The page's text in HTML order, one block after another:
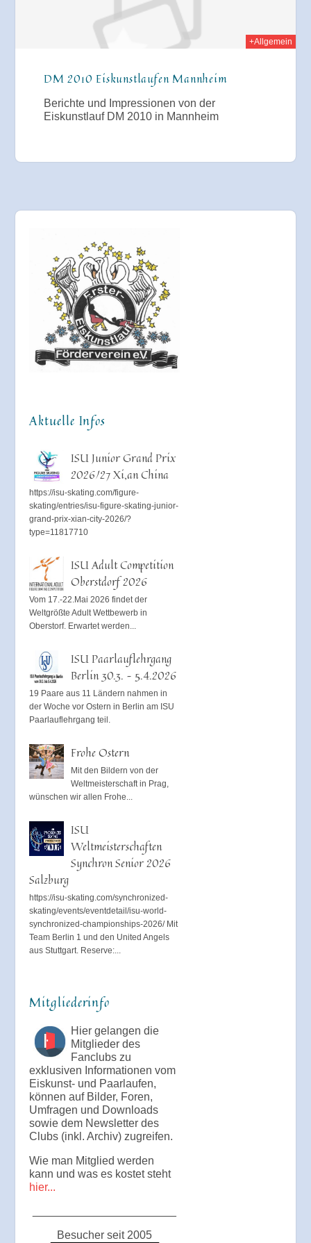
+Allgemein
DM 2010 Eiskunstlaufen Mannheim
Berichte und Impressionen von der
Eiskunstlauf DM 2010 in Mannheim
Aktuelle Infos
ISU Junior Grand Prix
2026/27 Xi,an China
https://isu-skating.com/figure-
skating/entries/isu-figure-skating-junior-
grand-prix-xian-city-2026/?
type=11817710
ISU Adult Competition
Oberstdorf 2026
Vom 17.-22.Mai 2026 findet der
Weltgrößte Adult Wettbewerb in
Oberstorf. Erwartet werden...
ISU Paarlauflehrgang
Berlin 30.3. – 5.4.2026
19 Paare aus 11 Ländern nahmen in
der Woche vor Ostern in Berlin am ISU
Paarlauflehrgang teil.
Frohe Ostern
Mit den Bildern von der
Weltmeisterschaft in Prag,
wünschen wir allen Frohe...
ISU
Weltmeisterschaften
Synchron Senior 2026
Salzburg
https://isu-skating.com/synchronized-
skating/events/eventdetail/isu-world-
synchronized-championships-2026/ Mit
Team Berlin 1 und den United Angels
aus Stuttgart. Reserve:...
Mitgliederinfo
Hier gelangen die
Mitglieder des
Fanclubs zu
exklusiven Informationen vom
Eiskunst- und Paarlaufen,
können auf Bilder, Foren,
Umfragen und Downloads
sowie dem Newsletter des
Clubs (inkl. Archiv) zugreifen.
Wie man Mitglied werden
kann und was es kostet steht
hier...
Besucher seit 2005